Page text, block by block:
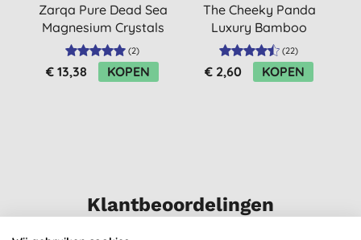
Zarqa Pure Dead Sea
Magnesium Crystals
1kg
(2)
€ 13,38 KOPEN
The Cheeky Panda
Luxury Bamboo
Tissues (80 tissues)
(22)
€ 2,60 KOPEN
Klantbeoordelingen